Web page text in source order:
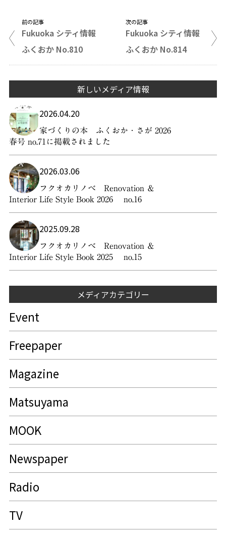
前の記事
Fukuoka シティ情報
ふくおか No.810
次の記事
Fukuoka シティ情報
ふくおか No.814
新しいメディア情報
2026.04.20
家づくりの本 ふくおか・さが 2026
春号 no.71に掲載されました
2026.03.06
フクオカリノベ Renovation ＆
Interior Life Style Book 2026 no.16
2025.09.28
フクオカリノベ Renovation ＆
Interior Life Style Book 2025 no.15
メディアカテゴリー
Event
Freepaper
Magazine
Matsuyama
MOOK
Newspaper
Radio
TV